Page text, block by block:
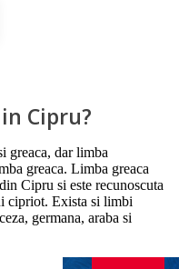
Cipru?
greaca, dar limba
greaca. Limba greaca
Cipru si este recunoscuta
cipriot. Exista si limbi
germana, araba si